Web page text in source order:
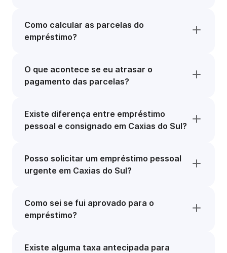
Como calcular as parcelas do
empréstimo?
O que acontece se eu atrasar o
pagamento das parcelas?
Existe diferença entre empréstimo
pessoal e consignado em Caxias do Sul?
Posso solicitar um empréstimo pessoal
urgente em Caxias do Sul?
Como sei se fui aprovado para o
empréstimo?
Existe alguma taxa antecipada para